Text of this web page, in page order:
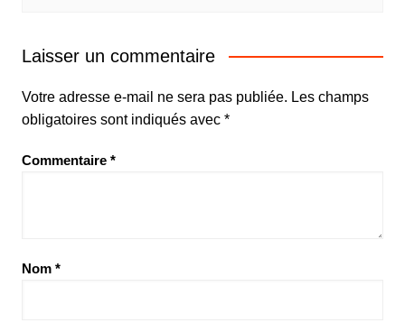
Laisser un commentaire
Votre adresse e-mail ne sera pas publiée. Les champs
obligatoires sont indiqués avec *
Commentaire *
Nom *